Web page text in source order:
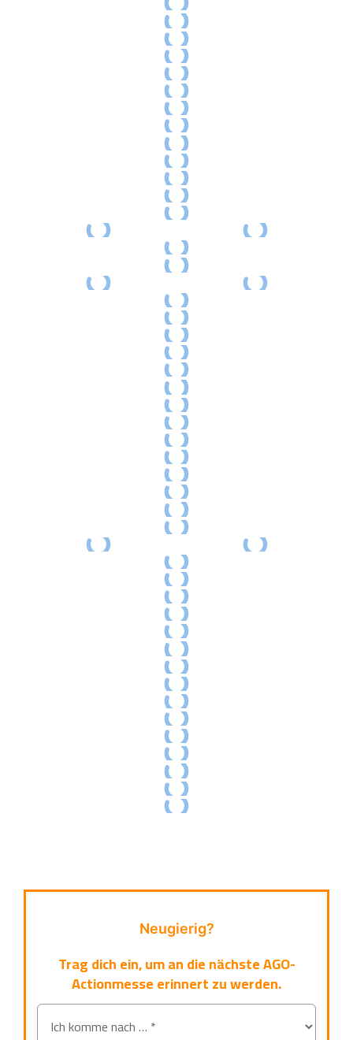
Neugierig?
Trag dich ein, um an die nächste AGO-
Actionmesse erinnert zu werden.